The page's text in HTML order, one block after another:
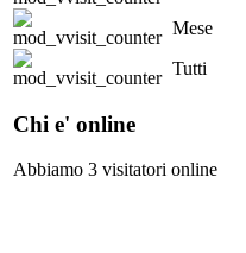
Mese
Tutti
Chi e' online
Abbiamo 3 visitatori online